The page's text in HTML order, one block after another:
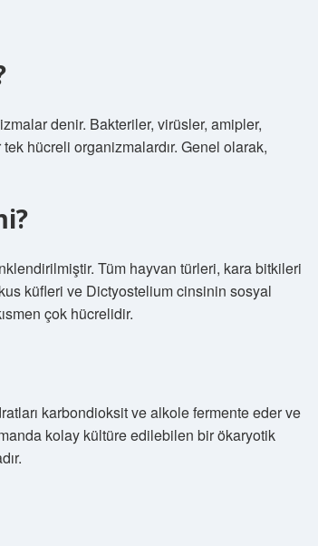
denir. Bakteriler, virüsler, amipler,
hücreli organizmalardır. Genel olarak,
Tüm hayvan türleri, kara bitkileri
küfleri ve Dictyostelium cinsinin sosyal
çok hücrelidir.
karbondioksit ve alkole fermente eder ve
kolay kültüre edilebilen bir ökaryotik